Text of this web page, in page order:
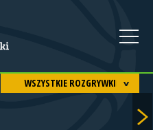
WSZYSTKIE ROZGRYWKI